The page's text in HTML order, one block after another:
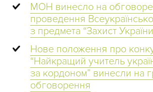
МОН винесло на
проведення
з предмета “Захист
Нове положення про
“Найкращий учитель
за кордоном” винесли на
обговорення